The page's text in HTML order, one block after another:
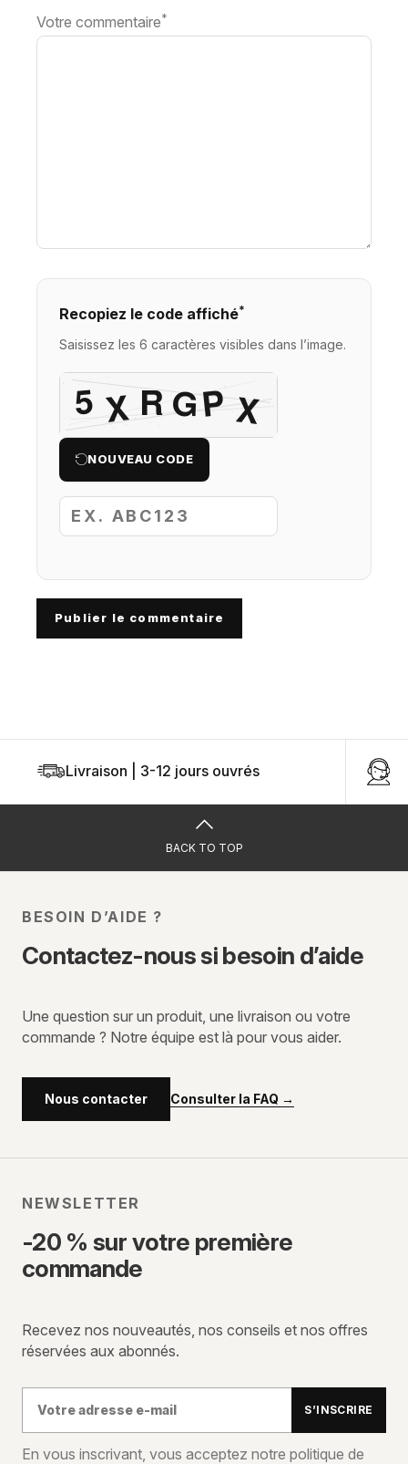
Votre commentaire*
Recopiez le code affiché*
Saisissez les 6 caractères visibles dans l’image.
NOUVEAU CODE
Publier le commentaire
Livraison | 3-12 jours ouvrés
BACK TO TOP
BESOIN D’AIDE ?
Contactez-nous si besoin d’aide
Une question sur un produit, une livraison ou votre
commande ? Notre équipe est là pour vous aider.
Nous contacter Consulter la FAQ →
NEWSLETTER
-20 % sur votre première
commande
Recevez nos nouveautés, nos conseils et nos offres
réservées aux abonnés.
e-
S’INSCRIRE
En vous inscrivant, vous acceptez notre politique de